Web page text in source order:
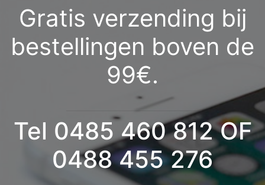
Gratis verzending bij
bestellingen boven de
99€.
Tel 0485 460 812 OF
0488 455 276